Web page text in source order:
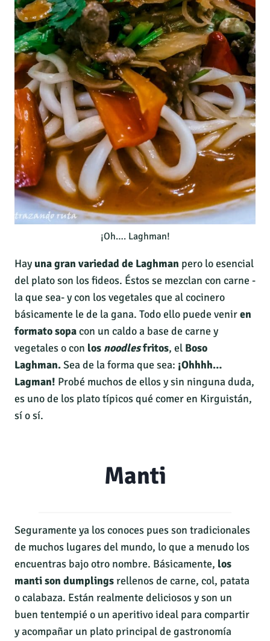
¡Oh…. Laghman!
Hayuna gran variedad de Laghman pero lo esencial
del plato son los fideos. Éstos se mezclan con carne -
la que sea- y con los vegetales que al cocinero
básicamente le de la gana. Todo ello puede veniren
formato sopacon un caldo a base de carne y
vegetales o con los noodlesfritos, el Boso
Laghman.Sea de la forma que sea: ¡Ohhhh…
Lagman! Probé muchos de ellos y sin ninguna duda,
es uno de los plato típicos qué comer en Kirguistán,
sí o sí.
Manti
Seguramente ya los conoces pues son tradicionales
de muchos lugares del mundo, lo que a menudo los
encuentras bajo otro nombre. Básicamente, los
manti son dumplings rellenos de carne, col, patata
o calabaza. Están realmente deliciosos y son un
buen tentempié o un aperitivo ideal para compartir
y acompañar un plato principal de gastronomía